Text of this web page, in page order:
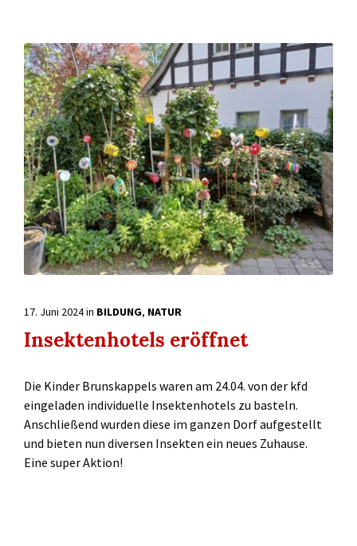
17. Juni 2024in BILDUNG, NATUR
Insektenhotels eröffnet
Die Kinder Brunskappels waren am 24.04. von der kfd
eingeladen individuelle Insektenhotels zu basteln.
Anschließend wurden diese im ganzen Dorf aufgestellt
und bieten nun diversen Insekten ein neues Zuhause.
Eine super Aktion!